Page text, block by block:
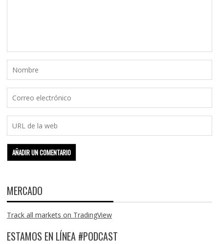
MERCADO
Track all markets on TradingView
ESTAMOS EN LÍNEA #PODCAST